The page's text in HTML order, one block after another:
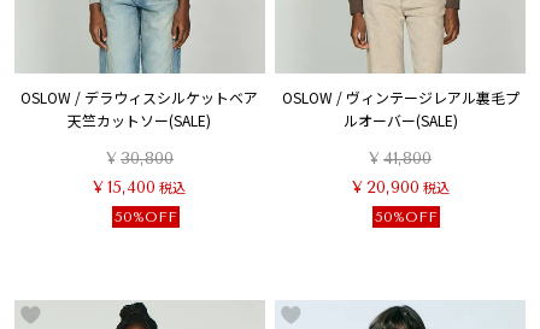
OSLOW / デラウィスシルケットベア
天竺カットソー(SALE)
¥30,800
¥ 15,400 税込
50%OFF
OSLOW / ヴィンテージレアル裏毛プ
ルオーバー(SALE)
¥41,800
¥ 20,900 税込
50%OFF